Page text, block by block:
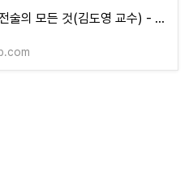
간암치료: 색전술의 모든 것(김도영 교수) - money-health